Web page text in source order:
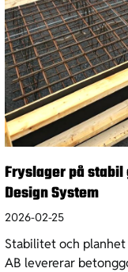
Fryslager på
Design System
2026-02-25
Stabilitet och
AB levererar